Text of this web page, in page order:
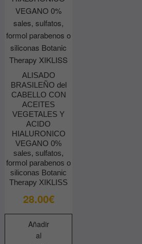
ALISADO
BRASILEÑO del
CABELLO CON
ACEITES
VEGETALES Y
ACIDO
HIALURONICO
VEGANO 0%
sales, sulfatos,
formol parabenos o
siliconas Botanic
Therapy XIKLISS
28.00€
Añadir
al